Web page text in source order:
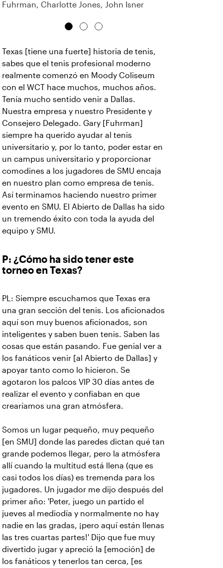
Fuhrman, Charlotte Jones, John Isner
Texas [tiene una fuerte] historia de tenis,
sabes que el tenis profesional moderno
realmente comenzó en Moody Coliseum
con el WCT hace muchos, muchos años.
Tenía mucho sentido venir a Dallas.
Nuestra empresa y nuestro Presidente y
Consejero Delegado. Gary [Fuhrman]
siempre ha querido ayudar al tenis
universitario y, por lo tanto, poder estar en
un campus universitario y proporcionar
comodines a los jugadores de SMU encaja
en nuestro plan como empresa de tenis.
Así terminamos haciendo nuestro primer
evento en SMU. El Abierto de Dallas ha sido
un tremendo éxito con toda la ayuda del
equipo y SMU.
P: ¿Cómo ha sido tener este
torneo en Texas?
PL: Siempre escuchamos que Texas era
una gran sección del tenis. Los aficionados
aquí son muy buenos aficionados, son
inteligentes y saben buen tenis. Saben las
cosas que están pasando. Fue genial ver a
los fanáticos venir [al Abierto de Dallas] y
apoyar tanto como lo hicieron. Se
agotaron los palcos VIP 30 días antes de
realizar el evento y confiaban en que
crearíamos una gran atmósfera.
Somos un lugar pequeño, muy pequeño
[en SMU] donde las paredes dictan qué tan
grande podemos llegar, pero la atmósfera
allí cuando la multitud está llena (que es
casi todos los días) es tremenda para los
jugadores. Un jugador me dijo después del
primer año: 'Peter, juego un partido el
jueves al mediodía y normalmente no hay
nadie en las gradas, ¡pero aquí están llenas
las tres cuartas partes!' Dijo que fue muy
divertido jugar y apreció la [emoción] de
los fanáticos y tenerlos tan cerca, [es